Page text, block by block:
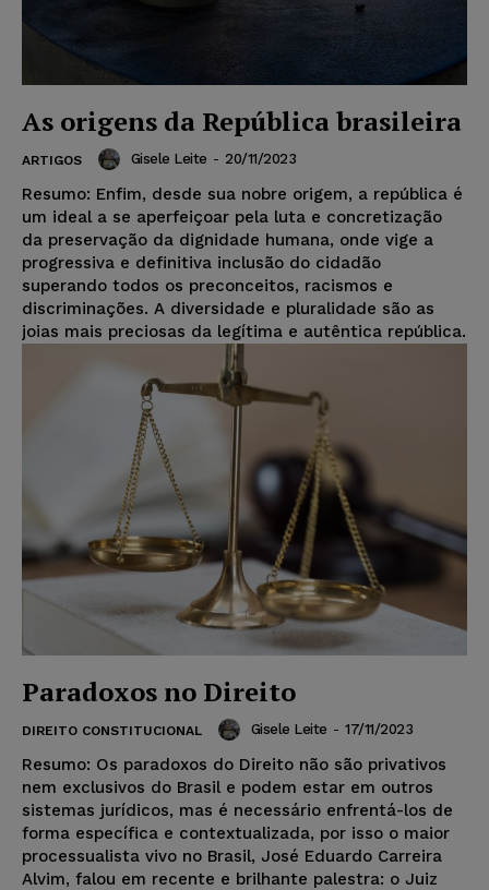
As origens da República brasileira
ARTIGOS Gisele Leite - 20/11/2023
Resumo: Enfim, desde sua nobre origem, a república é
um ideal a se aperfeiçoar pela luta e concretização
da preservação da dignidade humana, onde vige a
progressiva e definitiva inclusão do cidadão
superando todos os preconceitos, racismos e
discriminações. A diversidade e pluralidade são as
joias mais preciosas da legítima e autêntica república.
Paradoxos no Direito
DIREITO CONSTITUCIONAL Gisele Leite - 17/11/2023
Resumo: Os paradoxos do Direito não são privativos
nem exclusivos do Brasil e podem estar em outros
sistemas jurídicos, mas é necessário enfrentá-los de
forma específica e contextualizada, por isso o maior
processualista vivo no Brasil, José Eduardo Carreira
Alvim, falou em recente e brilhante palestra: o Juiz